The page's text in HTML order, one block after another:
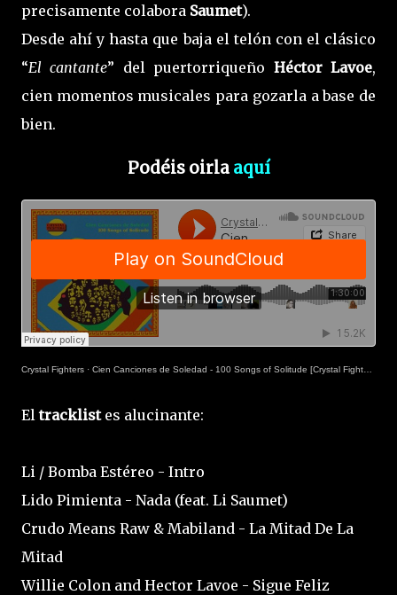
precisamente colabora Saumet).
Desde ahí y hasta que baja el telón con el clásico
“El cantante” del puertorriqueño Héctor Lavoe,
cien momentos musicales para gozarla a base de
bien.
Podéis oirla aquí
Crystal Fighters · Cien Canciones de Soledad - 100 Songs of Solitude [Crystal Fighters DJ Mix]
Eltracklist es alucinante:
Li / Bomba Estéreo - Intro
Lido Pimienta - Nada (feat. Li Saumet)
Crudo Means Raw & Mabiland - La Mitad De La
Mitad
Willie Colon and Hector Lavoe - Sigue Feliz